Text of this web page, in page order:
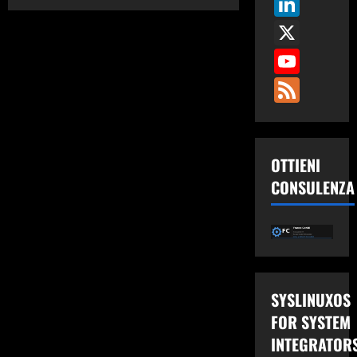
Feed
OTTIENI
CONSULENZA
SYSLINUXOS
FOR SYSTEM